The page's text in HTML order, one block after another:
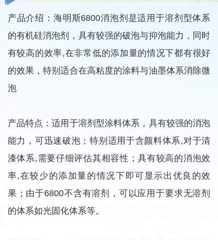
产品介绍：海明斯6800消泡剂是适用于溶剂型体系
的有机硅消泡剂，具有较强的破泡与抑泡能力，同时
有较高的效率,在非常低的添加量的情况下都有很好
的效果，特别适合在高粘度的涂料与油墨体系消除微
泡
产品特点：适用于溶剂型涂料体系，具有较强的消泡
能力，可迅速破泡；特别适用于含颜料体系,对于清
漆体系,需要仔细评估其相容性；具有较高的消泡效
率,在较少的添加量的情况下即可显示出优良的效
果；由于6800不含有溶剂，可以应用于要求无溶剂
的体系如光固化体系等。